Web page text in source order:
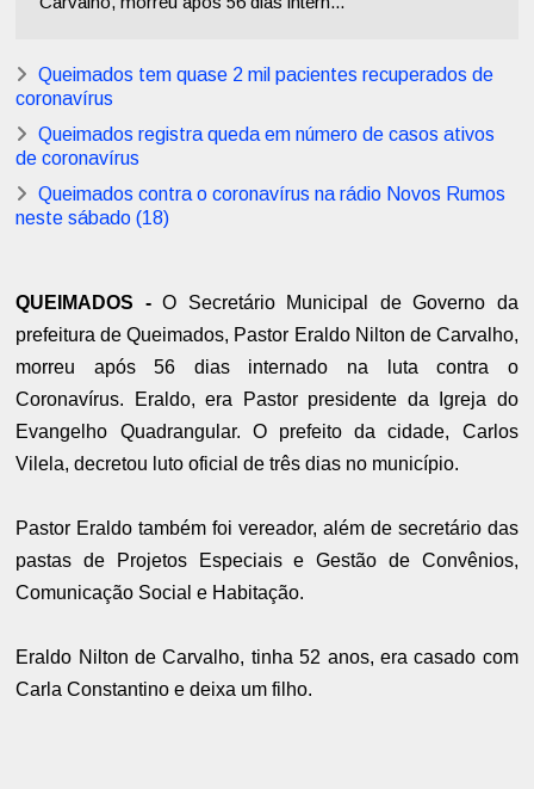
Queimados tem quase 2 mil pacientes recuperados de
coronavírus
Queimados registra queda em número de casos ativos
de coronavírus
Queimados contra o coronavírus na rádio Novos Rumos
neste sábado (18)
QUEIMADOS -O Secretário Municipal de Governo da
prefeitura de Queimados, Pastor Eraldo Nilton de Carvalho,
morreu após 56 dias internado na luta contra o
Coronavírus. Eraldo, era Pastor presidente da Igreja do
Evangelho Quadrangular. O prefeito da cidade, Carlos
Vilela, decretou luto oficial de três dias no município.
Pastor Eraldo também foi vereador, além de secretário das
pastas de Projetos Especiais e Gestão de Convênios,
Comunicação Social e Habitação.
Eraldo Nilton de Carvalho, tinha 52 anos, era casado com
Carla Constantino e deixa um filho.